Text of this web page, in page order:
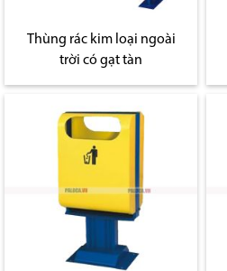
Thùng rác kim loại ngoài
trời có gạt tàn